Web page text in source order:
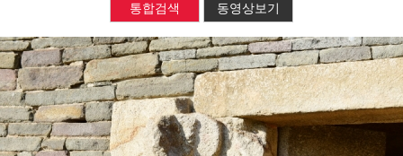
통합검색 동영상보기